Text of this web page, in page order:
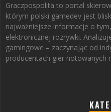
Graczpospolita to portal
którym polski gamedev jest
najważniejsze informacje o
elektronicznej rozrywki.
gamingowe – zaczynając od
producentach gier notowanych